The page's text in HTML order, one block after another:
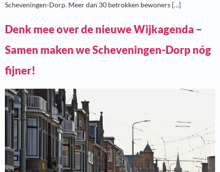
Scheveningen-Dorp. Meer dan 30 betrokken bewoners […]
Denk mee over de nieuwe Wijkagenda –
Samen maken we Scheveningen-Dorp nóg
fijner!